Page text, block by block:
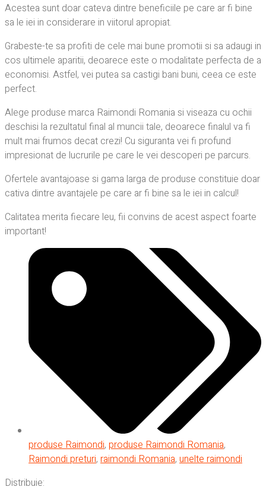
Acestea sunt doar cateva dintre beneficiile pe care ar fi bine
sa le iei in considerare in viitorul apropiat.
Grabeste-te sa profiti de cele mai bune promotii si sa adaugi in
cos ultimele aparitii, deoarece este o modalitate perfecta de a
economisi. Astfel, vei putea sa castigi bani buni, ceea ce este
perfect.
Alege produse marca Raimondi Romania si viseaza cu ochii
deschisi la rezultatul final al muncii tale, deoarece finalul va fi
mult mai frumos decat crezi! Cu siguranta vei fi profund
impresionat de lucrurile pe care le vei descoperi pe parcurs.
Ofertele avantajoase si gama larga de produse constituie doar
cativa dintre avantajele pe care ar fi bine sa le iei in calcul!
Calitatea merita fiecare leu, fii convins de acest aspect foarte
important!
produse Raimondi, produse Raimondi Romania,
Raimondi preturi, raimondi Romania, unelte raimondi
Distribuie: